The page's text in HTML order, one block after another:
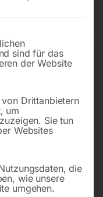
für Österreich.
für die eine
sind für das
der Website
Drittanbietern
um
Sie tun
Websites
die
wie unsere
umgehen.